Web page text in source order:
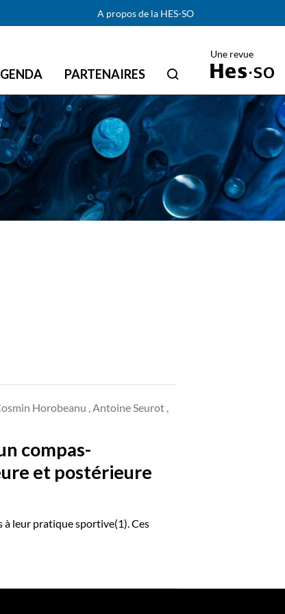
A propos de la HES-SO
PARTENAIRES
Une revue
Horobeanu , Antoine Seurot ,
compas-
et postérieure
leur pratique sportive(1). Ces